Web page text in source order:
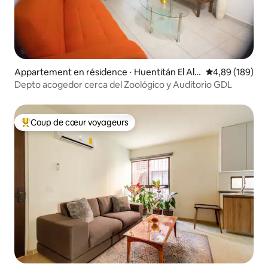
Appartement en résidence ⋅ Huentitán El Alt
o
Évaluation
4,89 (189)
Depto acogedor cerca del Zoológico y Auditorio GDL
Coups de cœur voyageurs les plus appréciés
Coup de cœur voyageurs